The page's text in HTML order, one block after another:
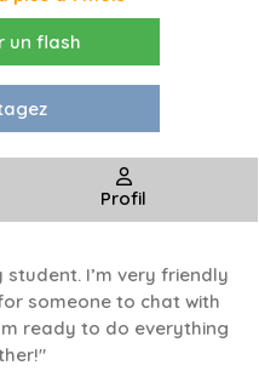
un flash
Profil
student. I’m very friendly
someone to chat with
ready to do everything